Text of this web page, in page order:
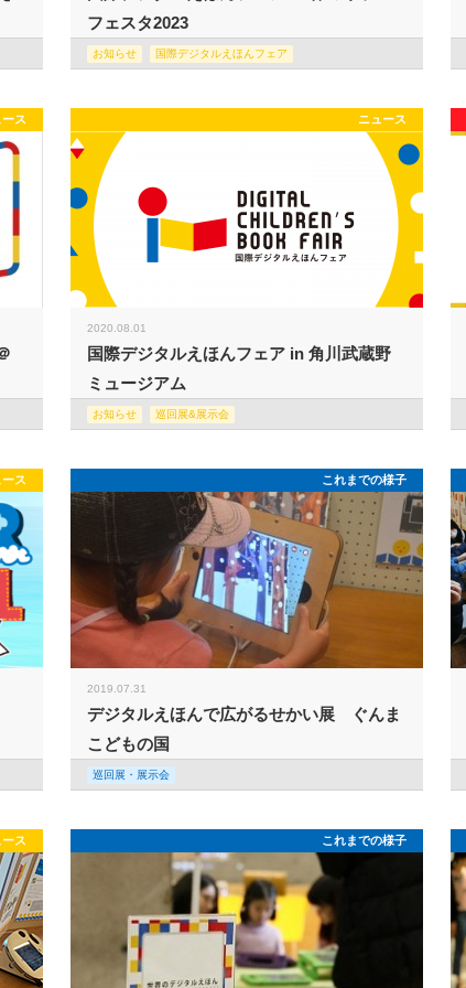
フェスタ2023
お知らせ 国際デジタルえほんフェア
ス ニュース
2020.08.01
国際デジタルえほんフェア in 角川武蔵野
ミュージアム
お知らせ 巡回展&展示会
ス これまでの様子
2019.07.31
デジタルえほんで広がるせかい展 ぐんま
こどもの国
巡回展・展示会
ス これまでの様子